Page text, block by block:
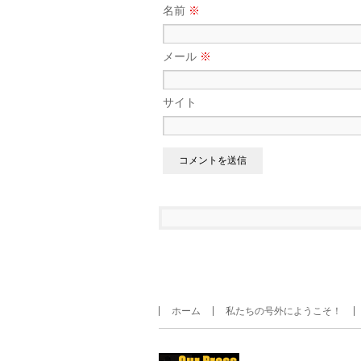
名前 ※
メール ※
サイト
ホーム 私たちの号外にようこそ！